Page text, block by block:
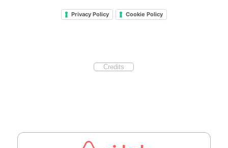
Privacy Policy Cookie Policy
Credits